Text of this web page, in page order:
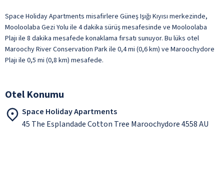
Space Holiday Apartments misafirlere Güneş Işığı Kıyısı merkezinde,
Mooloolaba Gezi Yolu ile 4 dakika sürüş mesafesinde ve Mooloolaba
Plajı ile 8 dakika mesafede konaklama fırsatı sunuyor. Bu lüks otel
Maroochy River Conservation Park ile 0,4 mi (0,6 km) ve Maroochydore
Plajı ile 0,5 mi (0,8 km) mesafede.
Otel Konumu
Space Holiday Apartments
45 The Esplandade Cotton Tree Maroochydore 4558 AU